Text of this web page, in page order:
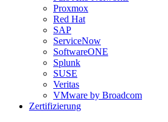
Proxmox
Red Hat
SAP
ServiceNow
SoftwareONE
Splunk
SUSE
Veritas
VMware by Broadcom
Zertifizierung